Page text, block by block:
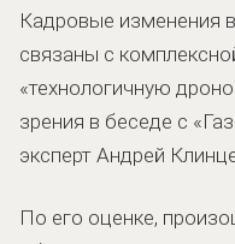
Кадровые изменения
связаны с
«технологичную
зрения в беседе с
эксперт Андрей
По его оценке,